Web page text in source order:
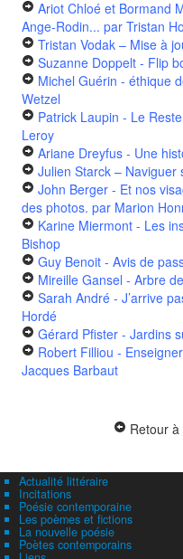
Ariot Chloé et Bormand
Ange-Rodin... par Tristan
Tristan Vodak – Mise à
Suzanne Doppelt - Flip
Michel Guérin - éthique
Wetzel
Patrick Laupin - Le
Leroy
Ariane Dreyfus - Une
Julien Starck – Naviguer
John Berger - Et nos
des photos. par Marion
Karine Miermont - Les
Bishop
Guy Benoit - Avis de
Mireille Gansel - Arbre
Sarah André - J’arrive
Hordé
Gérard Pfister - Jardins
Robert Filliou -
Jacques Barbaut
Retour
Actualité littéraire
Incitations
Poésie contemporaine
Les poèmes et fictions
La nouvelle poésie
Poètes contemporains